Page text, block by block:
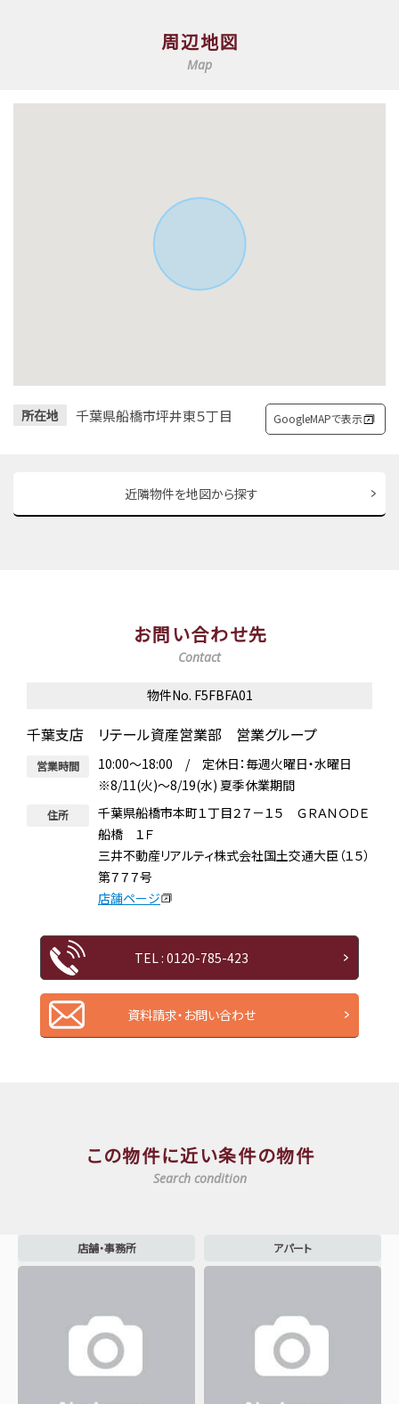
周辺地図
Map
所在地 千葉県船橋市坪井東５丁目 GoogleMAPで表示
近隣物件を地図から探す
お問い合わせ先
Contact
物件No. F5FBFA01
千葉支店 リテール資産営業部 営業グループ
営業時間
10:00～18:00 / 定休日：毎週火曜日・水曜日
※8/11(火)～8/19(水) 夏季休業期間
住所
千葉県船橋市本町１丁目２７－１５ ＧＲＡＮＯＤＥ
船橋 １Ｆ
三井不動産リアルティ株式会社国土交通大臣（１５）
第７７７号
店舗ページ
TEL : 0120-785-423
資料請求・お問い合わせ
この物件に近い条件の物件
Search condition
店舗・事務所 アパート